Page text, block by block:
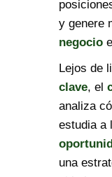
y genere
negocio
Lejos de
clave, el
analiza
estudia a
una